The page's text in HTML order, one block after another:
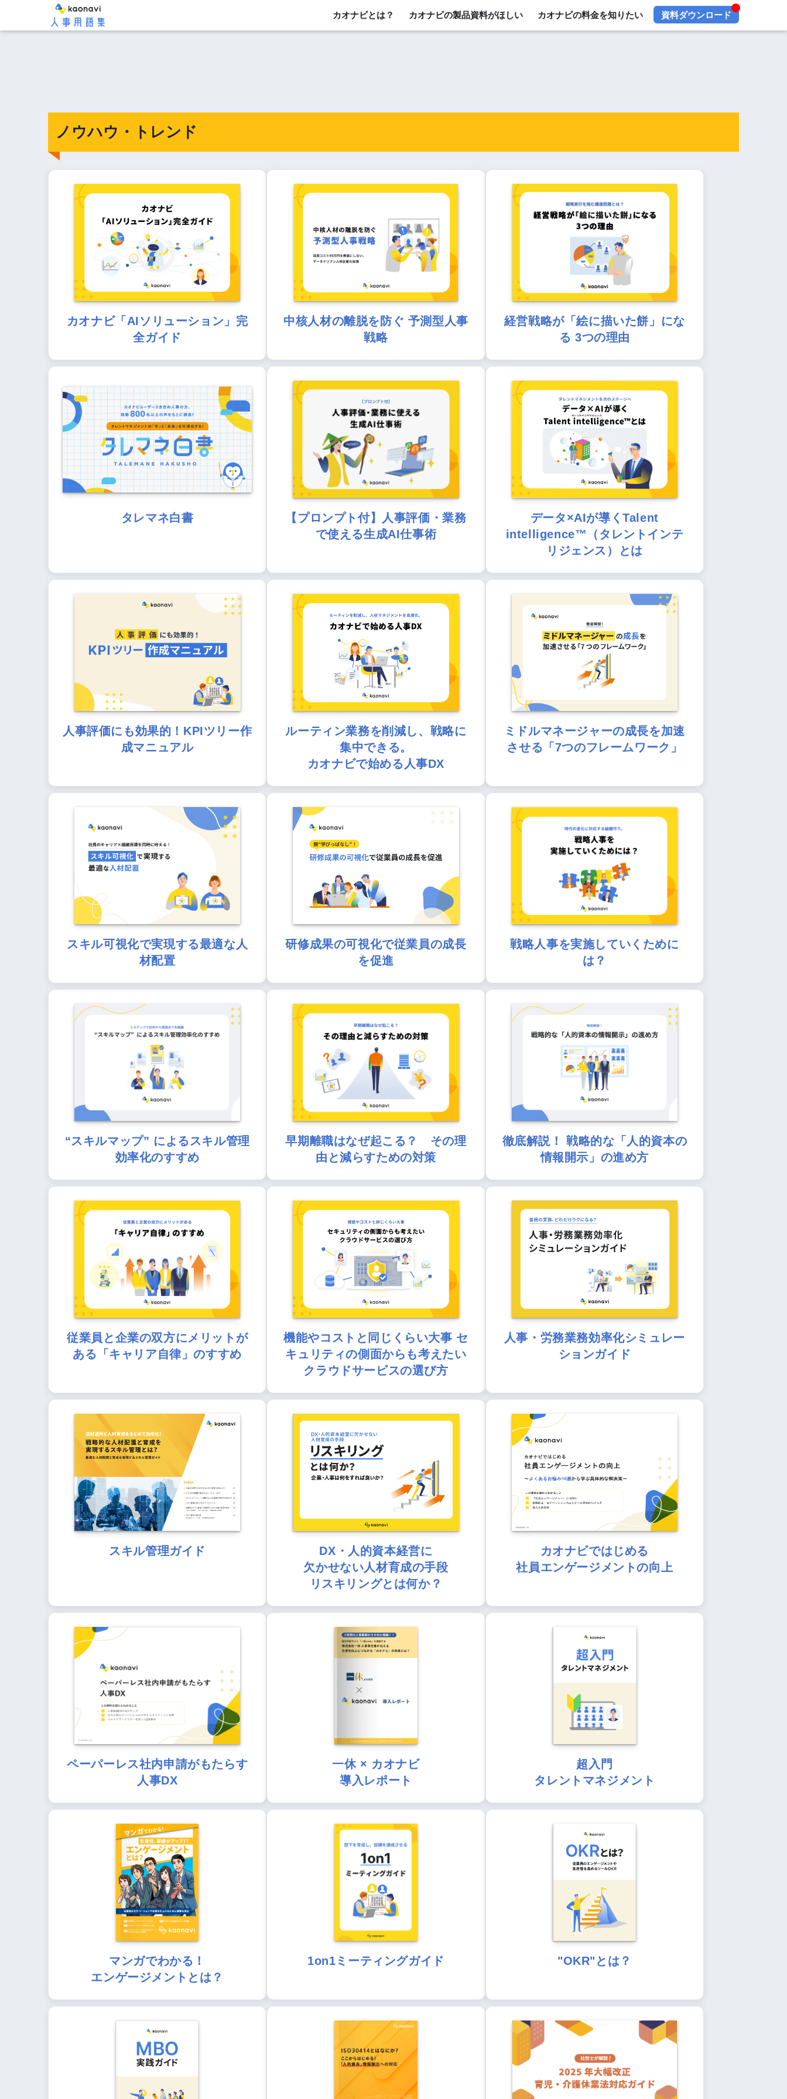
カオナビとは？ カオナビの製品資料がほしい カオナビの料金を知りたい 資料ダウンロード
ノウハウ・トレンド
カオナビ「AIソリューション」完
全ガイド
中核人材の離脱を防ぐ 予測型人事
戦略
経営戦略が「絵に描いた餅」にな
る 3つの理由
タレマネ白書
【プロンプト付】人事評価・業務
で使える生成AI仕事術
データ×AIが導くTalent
intelligence™（タレントインテ
リジェンス）とは
人事評価にも効果的！KPIツリー作
成マニュアル
ルーティン業務を削減し、戦略に
集中できる。
カオナビで始める人事DX
ミドルマネージャーの成長を加速
させる「7つのフレームワーク」
スキル可視化で実現する最適な人
材配置
研修成果の可視化で従業員の成長
を促進
戦略人事を実施していくために
は？
“スキルマップ” によるスキル管理
効率化のすすめ
早期離職はなぜ起こる？ その理
由と減らすための対策
徹底解説！ 戦略的な「人的資本の
情報開示」の進め方
従業員と企業の双方にメリットが
ある「キャリア自律」のすすめ
機能やコストと同じくらい大事 セ
キュリティの側面からも考えたい
クラウドサービスの選び方
人事・労務業務効率化シミュレー
ションガイド
スキル管理ガイド
DX・人的資本経営に
欠かせない人材育成の手段
リスキリングとは何か？
カオナビではじめる
社員エンゲージメントの向上
ペーパーレス社内申請がもたらす
人事DX
一休 × カオナビ
導入レポート
超入門
タレントマネジメント
マンガでわかる！
エンゲージメントとは？
1on1ミーティングガイド "OKR"とは？